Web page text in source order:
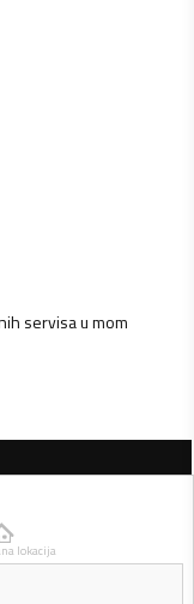
servisa u mom
lokacija